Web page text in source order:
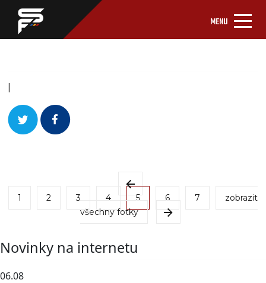
MENU
1 2 3 4 5 6 7
zobrazit
všechny fotky
Novinky na internetu
06.08